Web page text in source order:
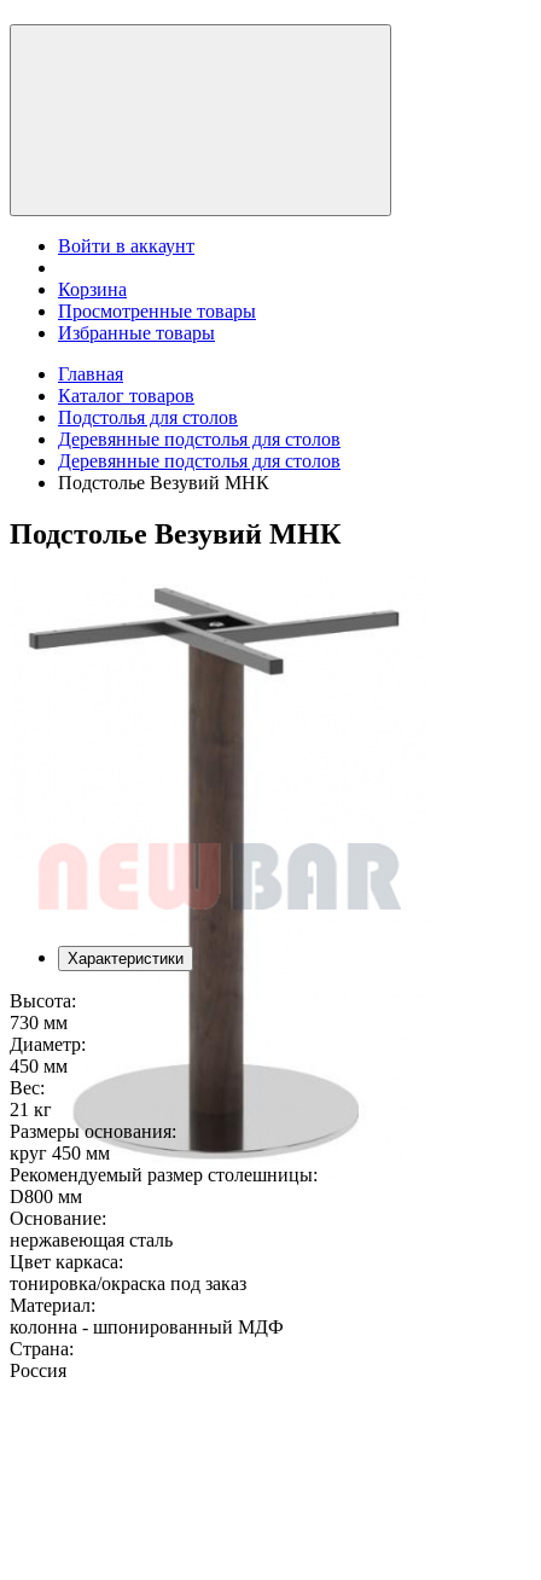
Войти в аккаунт
Корзина
Просмотренные товары
Избранные товары
Главная
Каталог товаров
Подстолья для столов
Деревянные подстолья для столов
Деревянные подстолья для столов
Подстолье Везувий МНК
Подстолье Везувий МНК
Характеристики
Высота:
730 мм
Диаметр:
450 мм
Вес:
21 кг
Размеры основания:
круг 450 мм
Рекомендуемый размер столешницы:
D800 мм
Основание:
нержавеющая сталь
Цвет каркаса:
тонировка/окраска под заказ
Материал:
колонна - шпонированный МДФ
Страна:
Россия